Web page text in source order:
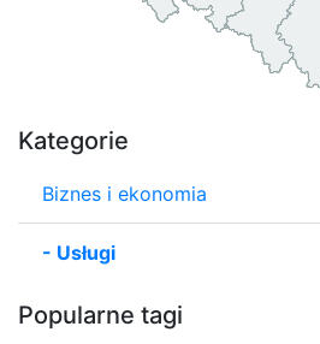
Kategorie
Biznes i ekonomia
- Usługi
Popularne tagi